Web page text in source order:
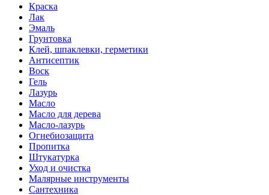
Краска
Лак
Эмаль
Грунтовка
Клей, шпаклевки, герметики
Антисептик
Воск
Гель
Лазурь
Масло
Масло для дерева
Масло-лазурь
Огнебиозащита
Пропитка
Штукатурка
Уход и очистка
Малярные инструменты
Сантехника